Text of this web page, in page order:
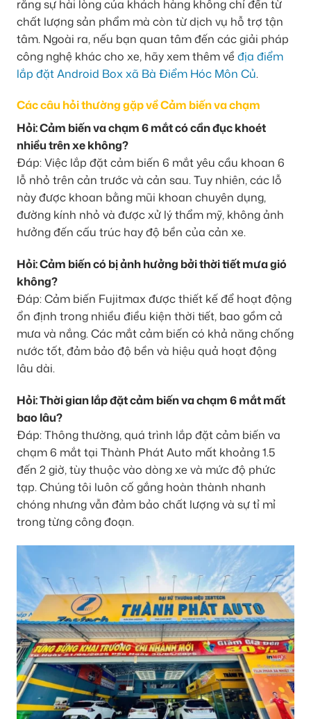
rằng sự hài lòng của khách hàng không chỉ đến từ
chất lượng sản phẩm mà còn từ dịch vụ hỗ trợ tận
tâm. Ngoài ra, nếu bạn quan tâm đến các giải pháp
công nghệ khác cho xe, hãy xem thêm về địa điểm
lắp đặt Android Box xã Bà Điểm Hóc Môn Củ.
Các câu hỏi thường gặp về Cảm biến va chạm
Hỏi: Cảm biến va chạm 6 mắt có cần đục khoét
nhiều trên xe không?
Đáp: Việc lắp đặt cảm biến 6 mắt yêu cầu khoan 6
lỗ nhỏ trên cản trước và cản sau. Tuy nhiên, các lỗ
này được khoan bằng mũi khoan chuyên dụng,
đường kính nhỏ và được xử lý thẩm mỹ, không ảnh
hưởng đến cấu trúc hay độ bền của cản xe.
Hỏi: Cảm biến có bị ảnh hưởng bởi thời tiết mưa gió
không?
Đáp: Cảm biến Fujitmax được thiết kế để hoạt động
ổn định trong nhiều điều kiện thời tiết, bao gồm cả
mưa và nắng. Các mắt cảm biến có khả năng chống
nước tốt, đảm bảo độ bền và hiệu quả hoạt động
lâu dài.
Hỏi: Thời gian lắp đặt cảm biến va chạm 6 mắt mất
bao lâu?
Đáp: Thông thường, quá trình lắp đặt cảm biến va
chạm 6 mắt tại Thành Phát Auto mất khoảng 1.5
đến 2 giờ, tùy thuộc vào dòng xe và mức độ phức
tạp. Chúng tôi luôn cố gắng hoàn thành nhanh
chóng nhưng vẫn đảm bảo chất lượng và sự tỉ mỉ
trong từng công đoạn.